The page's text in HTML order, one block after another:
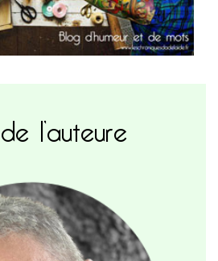
l’auteure